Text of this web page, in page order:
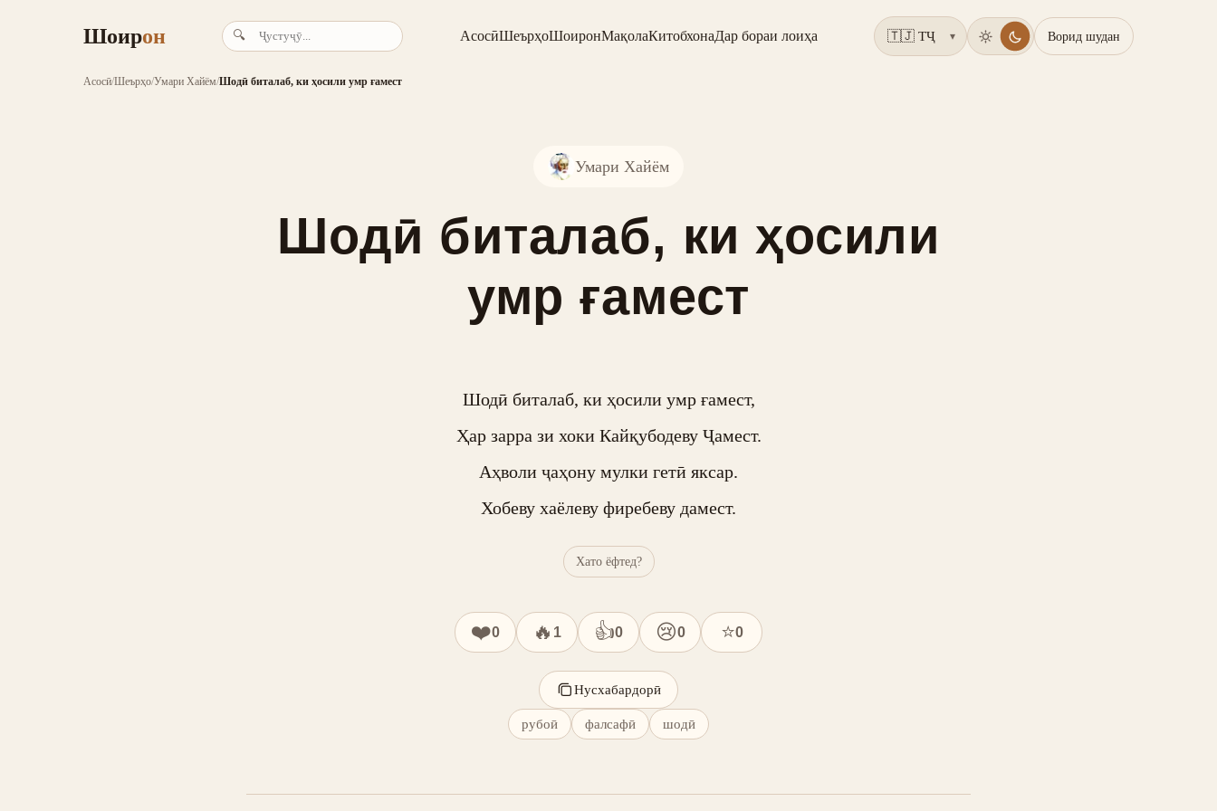
Шоирон 🔍 АсосӣШеърҳоШоиронМақолаКитобхонаДар бораи лоиҳа ▾ Ворид шудан
Асосӣ/Шеърҳо/Умари Хайём/Шодӣ биталаб, ки ҳосили умр ғамест
Умари Хайём
Шодӣ биталаб, ки ҳосили
умр ғамест
Шодӣ биталаб, ки ҳосили умр ғамест,
Ҳар зарра зи хоки Кайқубодеву Ҷамест.
Аҳволи ҷаҳону мулки гетӣ яксар.
Хобеву хаёлеву фиребеву дамест.
Хато ёфтед?
❤️0 🔥 1 👍0 😢0 ⭐0
Нусхабардорӣ
рубоӣ фалсафӣ шодӣ